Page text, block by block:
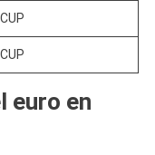
euro en